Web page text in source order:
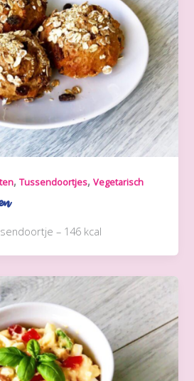
,Tussendoortjes,Vegetarisch
– 146 kcal